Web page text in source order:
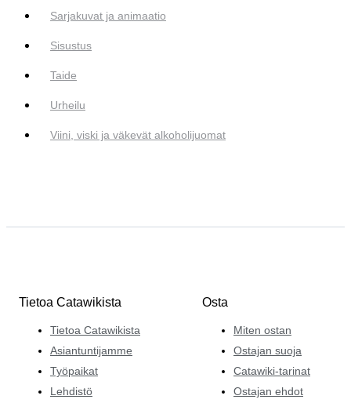
Sarjakuvat ja animaatio
Sisustus
Taide
Urheilu
Viini, viski ja väkevät alkoholijuomat
Tietoa Catawikista
Tietoa Catawikista
Asiantuntijamme
Työpaikat
Lehdistö
Osta
Miten ostan
Ostajan suoja
Catawiki-tarinat
Ostajan ehdot